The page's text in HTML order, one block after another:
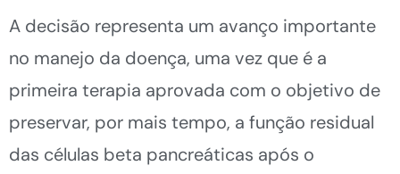
A decisão representa um avanço importante
no manejo da doença, uma vez que é a
primeira terapia aprovada com o objetivo de
preservar, por mais tempo, a função residual
das células beta pancreáticas após o